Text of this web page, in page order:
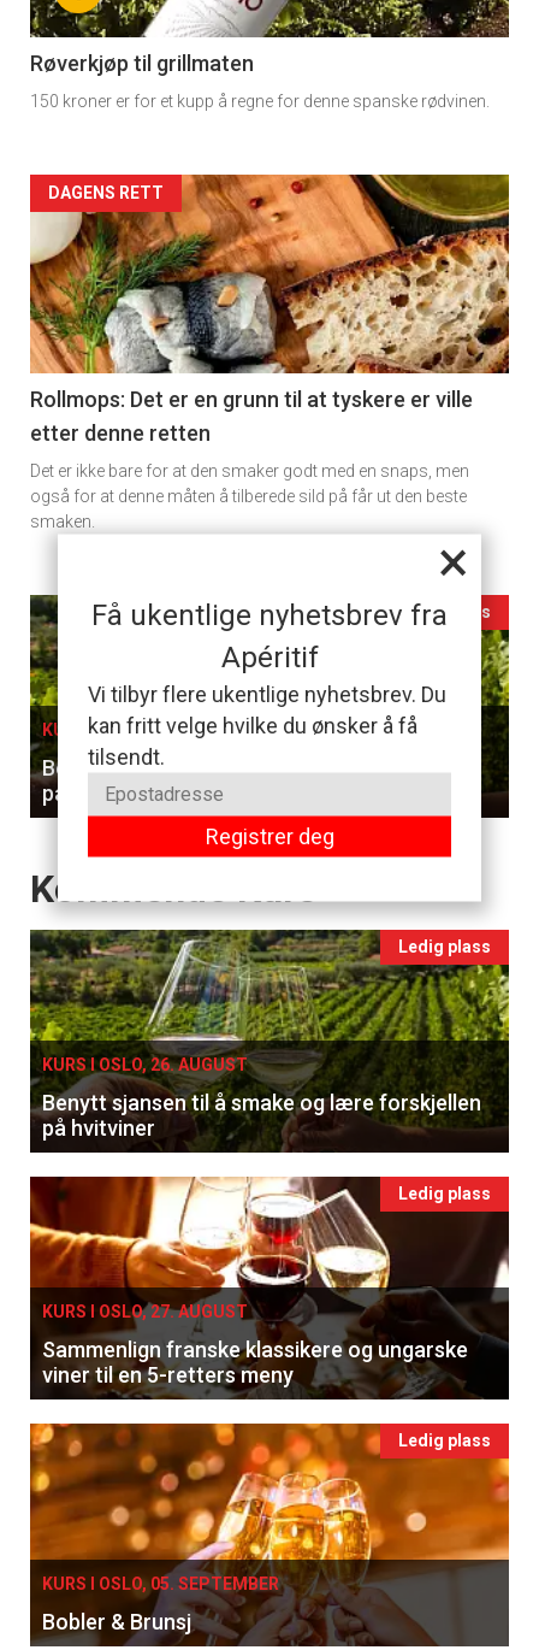
×
Få ukentlige nyhetsbrev fra
Apéritif
Vi tilbyr flere ukentlige nyhetsbrev. Du
kan fritt velge hvilke du ønsker å få
tilsendt.
Registrer deg
section
11
Dagens
rett
2
Røverkjøp til grillmaten
150 kroner er for et kupp å regne for denne spanske rødvinen.
Artikler
detail
-
section
11
Ukens
vin
DAGENS RETT
Rollmops: Det er en grunn til at tyskere er ville
etter denne retten
Det er ikke bare for at den smaker godt med en snaps, men
også for at denne måten å tilberede sild på får ut den beste
smaken.
Events
single
Ledig plass
KURS I OSLO, 26. AUGUST
Benytt sjansen til å smake og lære forskjellen
på hvitviner
Events
Kommende Kurs
Ledig plass
KURS I OSLO, 26. AUGUST
Benytt sjansen til å smake og lære forskjellen
på hvitviner
Ledig plass
KURS I OSLO, 27. AUGUST
Sammenlign franske klassikere og ungarske
viner til en 5-retters meny
Ledig plass
KURS I OSLO, 05. SEPTEMBER
Bobler & Brunsj